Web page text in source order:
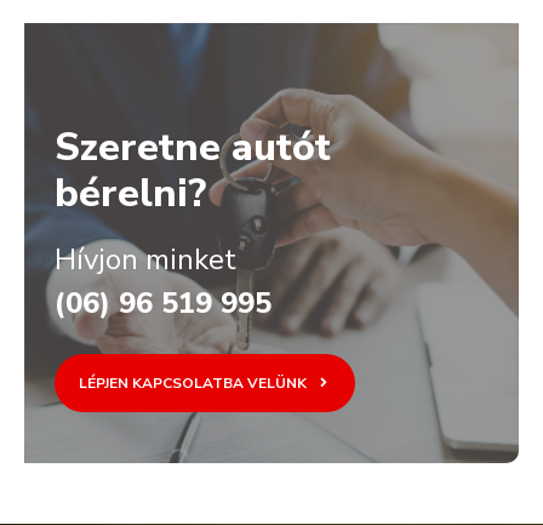
Szeretne autót
bérelni?
Hívjon minket
(06) 96 519 995
LÉPJEN KAPCSOLATBA VELÜNK